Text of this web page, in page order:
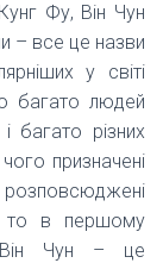
І
Г
Ц
І
Ю
Фу, Він Чун
– все це назви
у світі
багато людей
багато різних
призначені
то в першому
Він Чун – це